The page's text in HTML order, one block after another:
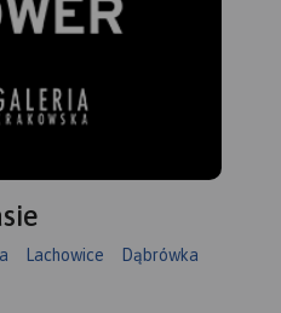
Lachowice Dąbrówka